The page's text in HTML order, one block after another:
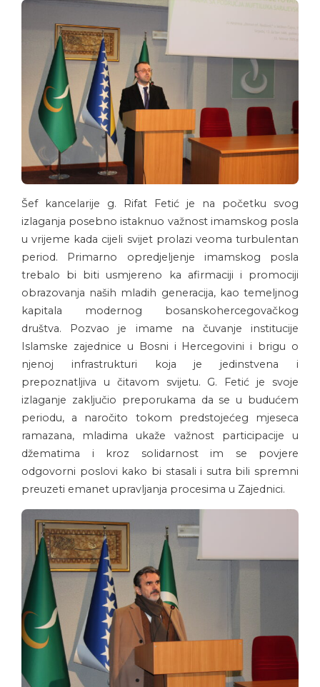
Šef kancelarije g. Rifat Fetić je na početku svog
izlaganja posebno istaknuo važnost imamskog posla
u vrijeme kada cijeli svijet prolazi veoma turbulentan
period. Primarno opredjeljenje imamskog posla
trebalo bi biti usmjereno ka afirmaciji i promociji
obrazovanja naših mladih generacija, kao temeljnog
kapitala modernog bosanskohercegovačkog
društva. Pozvao je imame na čuvanje institucije
Islamske zajednice u Bosni i Hercegovini i brigu o
njenoj infrastrukturi koja je jedinstvena i
prepoznatljiva u čitavom svijetu. G. Fetić je svoje
izlaganje zaključio preporukama da se u budućem
periodu, a naročito tokom predstojećeg mjeseca
ramazana, mladima ukaže važnost participacije u
džematima i kroz solidarnost im se povjere
odgovorni poslovi kako bi stasali i sutra bili spremni
preuzeti emanet upravljanja procesima u Zajednici.